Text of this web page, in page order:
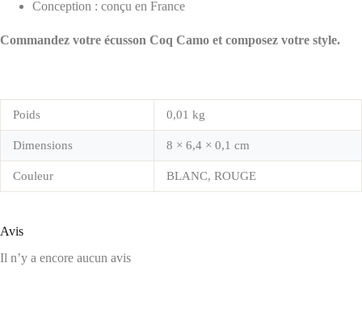
Conception : conçu en France
Commandez votre écusson Coq Camo et composez votre style.
Poids 0,01 kg
Dimensions 8 × 6,4 × 0,1 cm
Couleur BLANC, ROUGE
Avis
Il n’y a encore aucun avis